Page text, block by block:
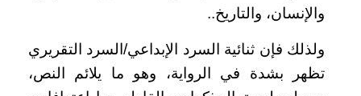
والإنسان، والتاريخ..
ولذلك فإن ثنائية السرد الإبداعي/السرد التقريري
تظهر بشدة في الرواية، وهو ما يلائم النص،